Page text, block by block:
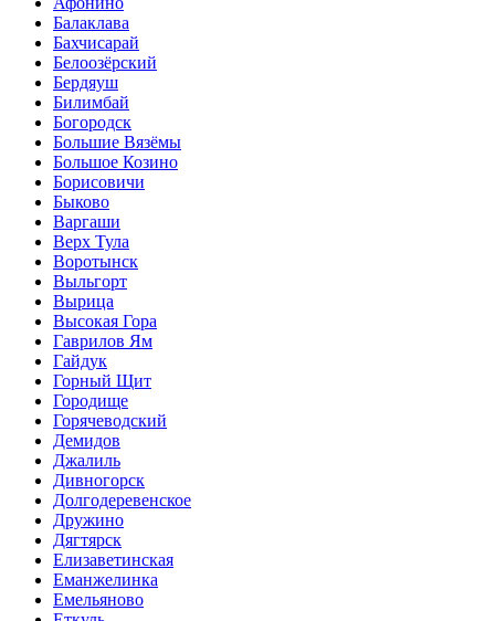
Балаклава
Бахчисарай
Белоозёрский
Бердяуш
Билимбай
Богородск
Большие Вязёмы
Большое Козино
Борисовичи
Быково
Варгаши
Верх Тула
Воротынск
Выльгорт
Вырица
Высокая Гора
Гаврилов Ям
Гайдук
Горный Щит
Городище
Горячеводский
Демидов
Джалиль
Дивногорск
Долгодеревенское
Дружино
Дягтярск
Елизаветинская
Еманжелинка
Емельяново